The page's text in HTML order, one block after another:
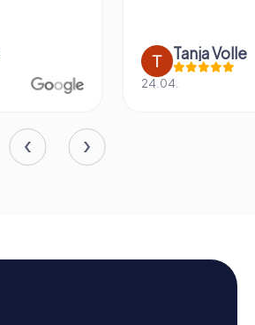
Tanja Volle
24.04.